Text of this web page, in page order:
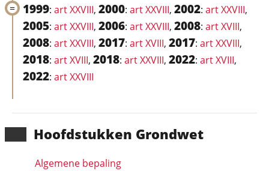
Hoofd­stukken Grondwet
Algemene bepaling
1999: art XXVIII, 2000: art XXVIII, 2002: art XXVIII,
2005: art XXVIII, 2006: art XXVIII, 2008: art XVIII,
2008: art XXVIII, 2017: art XVIII, 2017: art XXVIII,
2018: art XVIII, 2018: art XXVIII, 2022: art XVIII,
2022: art XXVIII